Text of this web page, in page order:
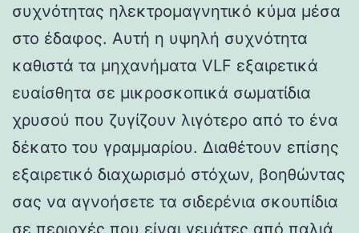
συχνότητας ηλεκτρομαγνητικό κύμα μέσα
στο έδαφος. Αυτή η υψηλή συχνότητα
καθιστά τα μηχανήματα VLF εξαιρετικά
ευαίσθητα σε μικροσκοπικά σωματίδια
χρυσού που ζυγίζουν λιγότερο από το ένα
δέκατο του γραμμαρίου. Διαθέτουν επίσης
εξαιρετικό διαχωρισμό στόχων, βοηθώντας
σας να αγνοήσετε τα σιδερένια σκουπίδια
σε περιοχές που είναι γεμάτες από παλιά